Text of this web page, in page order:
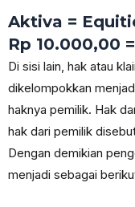
Aktiva =
Rp 10.000,00
Di sisi lain, hak atau
dikelompokkan
haknya pemilik. Hak
hak dari pemilik
Dengan demikian
menjadi sebagai